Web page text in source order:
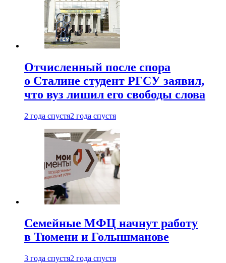
Отчисленный после спора
о Сталине студент РГСУ заявил,
что вуз лишил его свободы слова
2 года спустя2 года спустя
Семейные МФЦ начнут работу
в Тюмени и Голышманове
3 года спустя2 года спустя